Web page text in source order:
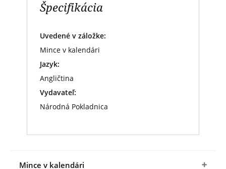
Špecifikácia
Uvedené v záložke:
Mince v kalendári
Jazyk:
Angličtina
Vydavateľ:
Národná Pokladnica
Mince v kalendári